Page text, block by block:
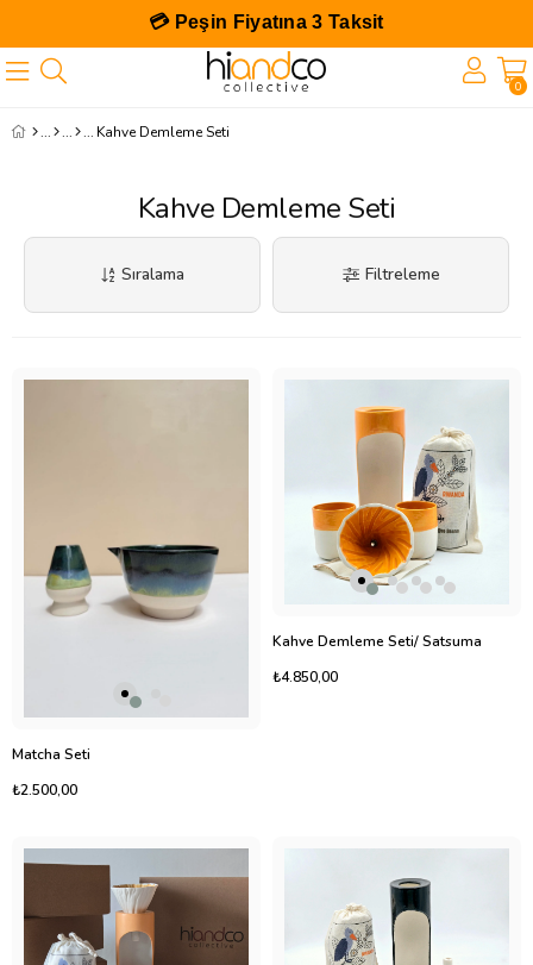
💳 Peşin Fiyatına 3 Taksit
0
Kahve Demleme Seti
Kahve Demleme Seti
Filtreleme
Sıralama
Matcha Seti
₺2.500,00
Kahve Demleme Seti/ Satsuma
₺4.850,00